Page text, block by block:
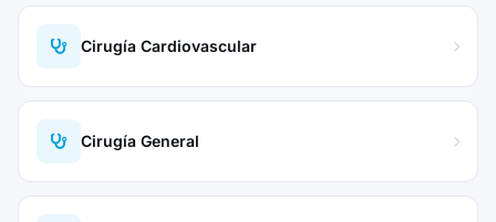
Cirugía Cardiovascular
Cirugía General